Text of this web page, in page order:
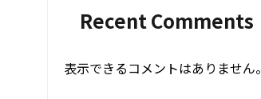
Recent Comments
表示できるコメントはありません。